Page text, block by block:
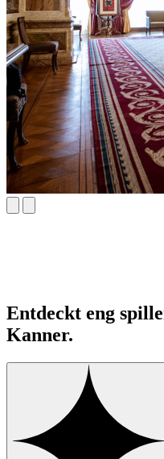
Entdeckt eng
Kanner.